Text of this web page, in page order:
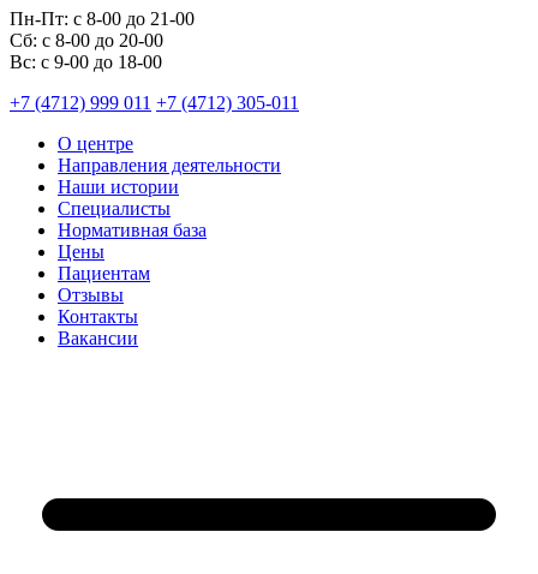
Пн-Пт: с 8-00 до 21-00
Cб: с 8-00 до 20-00
Вс: с 9-00 до 18-00
+7 (4712) 999 011 +7 (4712) 305-011
О центре
Направления деятельности
Наши истории
Специалисты
Нормативная база
Цены
Пациентам
Отзывы
Контакты
Вакансии